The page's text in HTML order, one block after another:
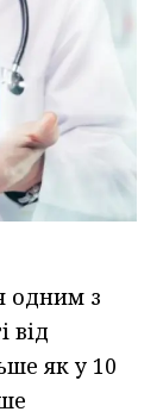
одним з
від
як у 10